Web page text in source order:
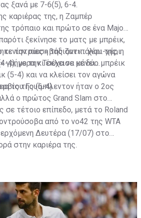
όπου επιβλήθηκε με 6-3, 5-7, 6-
και έβαλε πλώρη για ένα ακόμα
ξανά με 7-6(5), 6-4.
καριέρας της, η Ζαμπέρ
τρόπαιο και πρώτο σε ένα Major.
ξεκίνησε το ματς με μπρέικ,
την πίεση της αντιπάλου της, η
γρήγορα κι έκλεισε με δύο μπρέικ
«βάδιζαν»... χέρι-χέρι
4), με την Τσέχα να κάνει
(5-4) και να κλείσει τον αγώνα
της (6-4).
του Γουίμπλεντον ήταν ο 2ος
ο πρώτος Grand Slam στο
σε τέτοιο επίπεδο, μετά το Roland
από το νο42 της WTA
Δευτέρα (17/07) στο
στην καριέρα της.